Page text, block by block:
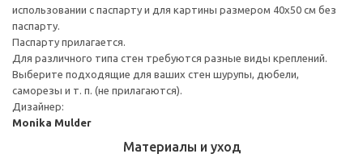
использовании с паспарту и для картины размером 40х50 см без
паспарту.
Паспарту прилагается.
Для различного типа стен требуются разные виды креплений.
Выберите подходящие для ваших стен шурупы, дюбели,
саморезы и т. п. (не прилагаются).
Дизайнер:
Monika Mulder
Материалы и уход